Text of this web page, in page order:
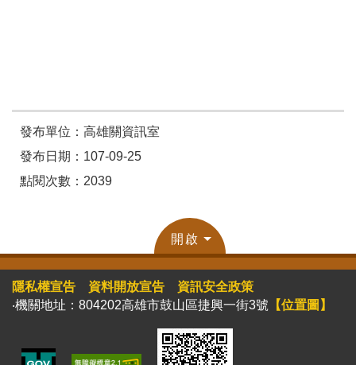
發布單位：高雄關資訊室
發布日期：107-09-25
點閱次數：2039
開啟
隱私權宣告 資料開放宣告
資訊安全政策
‧機關地址：804202高雄市鼓山區捷興一街3號 【位置圖】